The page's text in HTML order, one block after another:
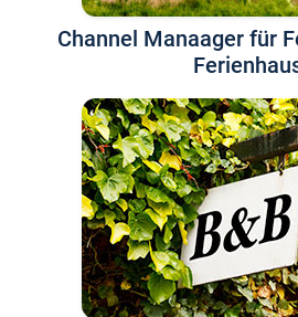
Channel Manaager für